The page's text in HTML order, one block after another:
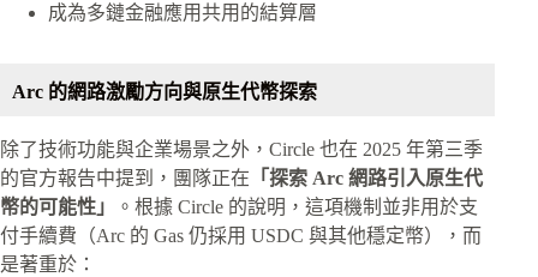
成為多鏈金融應用共用的結算層
Arc 的網路激勵方向與原生代幣探索
除了技術功能與企業場景之外，Circle 也在 2025 年第三季
的官方報告中提到，團隊正在 「探索 Arc 網路引入原生代
幣的可能性」
。根據 Circle 的說明，這項機制並非用於支
付手續費（Arc 的 Gas 仍採用 USDC 與其他穩定幣），而
是著重於：